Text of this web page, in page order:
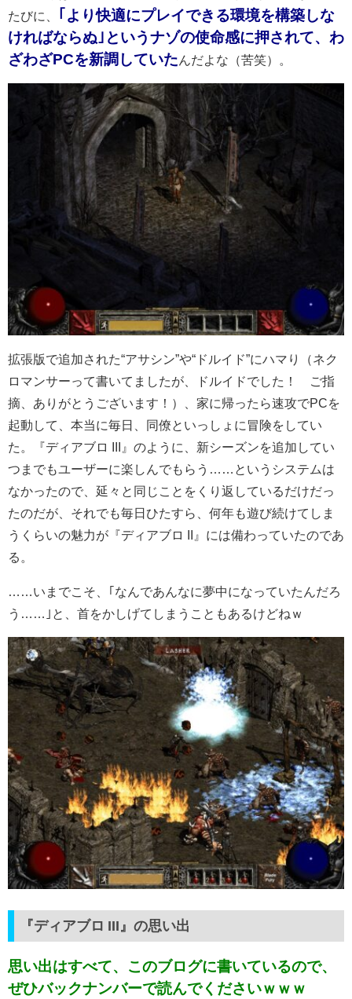
たびに、
｢より快適にプレイできる環境を構築しな
ければならぬ｣というナゾの使命感に押されて、わ
ざわざPCを新調していたんだよな（苦笑）。
拡張版で追加された“アサシン”や“ドルイド”にハマり（ネク
ロマンサーって書いてましたが、ドルイドでした！ ご指
摘、ありがとうございます！）、家に帰ったら速攻でPCを
起動して、本当に毎日、同僚といっしょに冒険をしてい
た。『ディアブロ III』のように、新シーズンを追加してい
つまでもユーザーに楽しんでもらう……というシステムは
なかったので、延々と同じことをくり返しているだけだっ
たのだが、それでも毎日ひたすら、何年も遊び続けてしま
うくらいの魅力が『ディアブロ II』には備わっていたのであ
る。
……いまでこそ、｢なんであんなに夢中になっていたんだろ
う……｣と、首をかしげてしまうこともあるけどねｗ
『ディアブロ III』の思い出
思い出はすべて、このブログに書いているので、
ぜひバックナンバーで読んでくださいｗｗｗ